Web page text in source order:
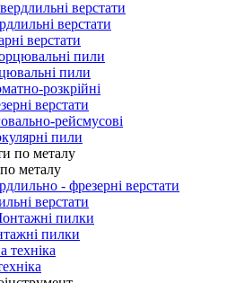
верстати
верстати
пили
розкрійні
верстати
рейсмусові
пили
металу
- фрезерні верстати
верстати
пилки